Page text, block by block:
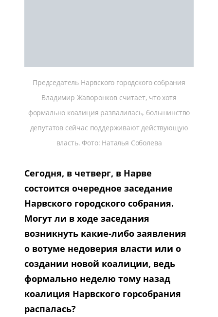
Председатель Нарвского городского собрания
Владимир Жаворонков считает, что хотя
формально коалиция развалилась, большинство
депутатов сейчас поддерживают действующую
власть. Фото: Наталья Соболева
Сегодня, в четверг, в Нарве
состоится очередное заседание
Нарвского городского собрания.
Могут ли в ходе заседания
возникнуть какие-либо заявления
о вотуме недоверия власти или о
создании новой коалиции, ведь
формально неделю тому назад
коалиция Нарвского горсобрания
распалась?